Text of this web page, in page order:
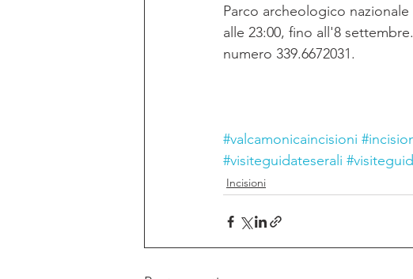
Parco archeologico
alle 23:00, fino all'8
numero 339.6672031.
#valcamonicaincisioni
#visiteguidateserali
Incisioni